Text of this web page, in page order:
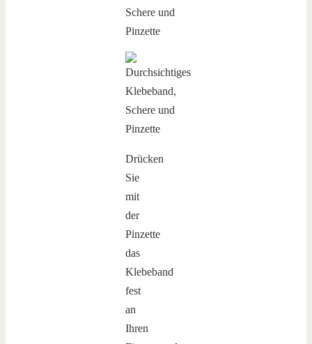
Drücken
Sie
mit
der
Pinzette
das
Klebeband
fest
an
Ihren